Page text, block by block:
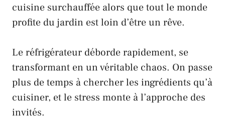
cuisine surchauffée alors que tout le monde
profite du jardin est loin d’être un rêve.
Le réfrigérateur déborde rapidement, se
transformant en un véritable chaos. On passe
plus de temps à chercher les ingrédients qu’à
cuisiner, et le stress monte à l’approche des
invités.